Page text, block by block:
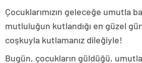
Çocuklarımızın geleceğe umutla
mutluluğun kutlandığı en güzel
coşkuyla kutlamanız dileğiyle!
Bugün, çocukların güldüğü,